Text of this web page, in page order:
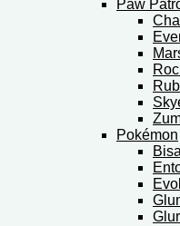
Paw
Pokémon